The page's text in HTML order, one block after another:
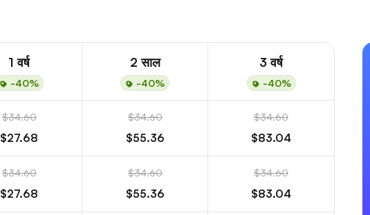
1 वर्ष
-40%
2 साल
-40%
3 वर्ष
-40%
$34.60
$27.68
$34.60
$55.36
$34.60
$83.04
$34.60
$27.68
$34.60
$55.36
$34.60
$83.04